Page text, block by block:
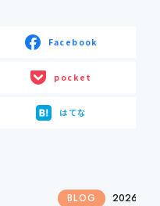
Facebook
pocket
はてな
BLOG